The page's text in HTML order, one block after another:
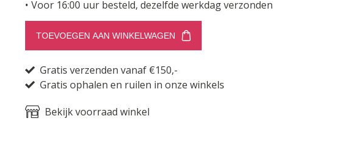
Voor 16:00 uur besteld, dezelfde werkdag verzonden
TOEVOEGEN AAN WINKELWAGEN
Gratis verzenden vanaf €150,-
Gratis ophalen en ruilen in onze winkels
Bekijk voorraad winkel